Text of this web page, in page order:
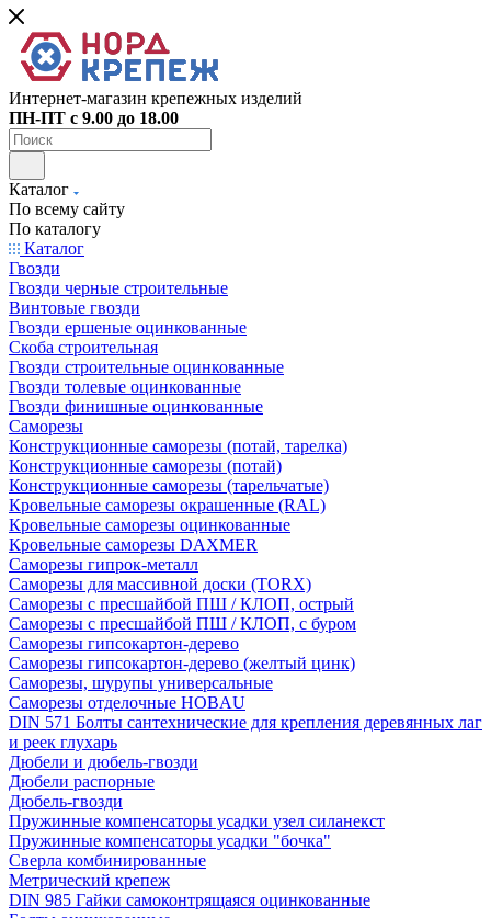
Интернет-магазин крепежных изделий
ПН-ПТ с 9.00 до 18.00
Каталог
По всему сайту
По каталогу
Каталог
Гвозди
Гвозди черные строительные
Винтовые гвозди
Гвозди ершеные оцинкованные
Скоба строительная
Гвозди строительные оцинкованные
Гвозди толевые оцинкованные
Гвозди финишные оцинкованные
Саморезы
Конструкционные саморезы (потай, тарелка)
Конструкционные саморезы (потай)
Конструкционные саморезы (тарельчатые)
Кровельные саморезы окрашенные (RAL)
Кровельные саморезы оцинкованные
Кровельные саморезы DAXMER
Саморезы гипрок-металл
Саморезы для массивной доски (TORX)
Саморезы с пресшайбой ПШ / КЛОП, острый
Саморезы с пресшайбой ПШ / КЛОП, с буром
Саморезы гипсокартон-дерево
Саморезы гипсокартон-дерево (желтый цинк)
Саморезы, шурупы универсальные
Саморезы отделочные HOBAU
DIN 571 Болты сантехнические для крепления деревянных лаг
и реек глухарь
Дюбели и дюбель-гвозди
Дюбели распорные
Дюбель-гвозди
Пружинные компенсаторы усадки узел силанекст
Пружинные компенсаторы усадки "бочка"
Сверла комбинированные
Метрический крепеж
DIN 985 Гайки самоконтрящаяся оцинкованные